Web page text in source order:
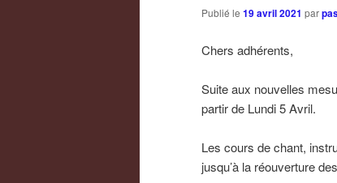
Publié le 19 avril 2021 par
Chers adhérents,
Suite aux nouvelles
partir de Lundi 5 Avril.
Les cours de chant,
jusqu’à la réouverture